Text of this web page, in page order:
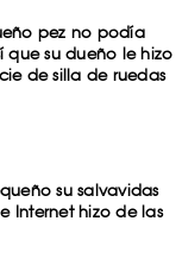
pez no podía
que su dueño le hizo
de silla de ruedas
su salvavidas
Internet hizo de las